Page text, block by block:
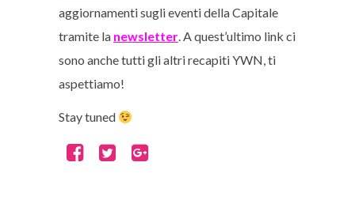
aggiornamenti sugli eventi della Capitale
tramite la newsletter. A quest’ultimo link ci
sono anche tutti gli altri recapiti YWN, ti
aspettiamo!
Stay tuned